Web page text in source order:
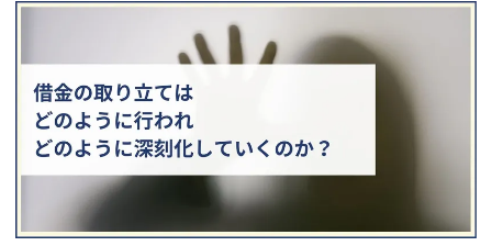
借金返済相談・交渉
時効援用
会社破産・法人破産
費用相場
債務整理
個人再生（民事再生）